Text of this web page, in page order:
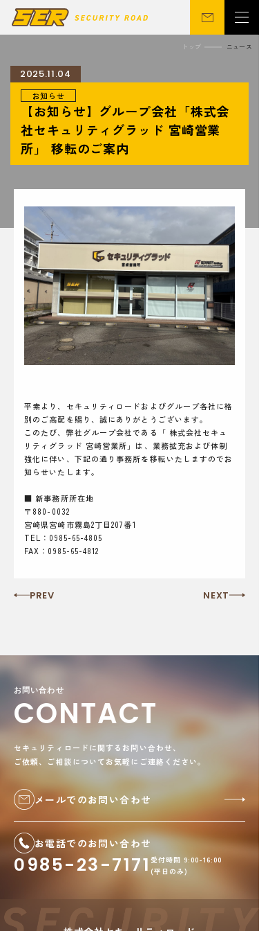
会社概要
関連事業
営業所
ニュース
サステナビリティ
採用情報 お問い合わせ
トップ ニュース
2025.11.04
お知らせ
【お知らせ】グループ会社「株式会
社セキュリティグラッド 宮崎営業
所」 移転のご案内
平素より、セキュリティロードおよびグループ各社に格
別のご高配を賜り、誠にありがとうございます。
このたび、弊社グループ会社である「 株式会社セキュ
リティグラッド 宮崎営業所」は、業務拡充および体制
強化に伴い、下記の通り事務所を移転いたしますのでお
知らせいたします。
■ 新事務所所在地
〒880-0032
宮崎県宮崎市霧島2丁目207番1
TEL：0985-65-4805
FAX：0985-65-4812
PREV NEXT
お問い合わせ
CONTACT
セキュリティロードに関するお問い合わせ、
ご依頼、ご相談についてお気軽にご連絡ください。
メールでのお問い合わせ
お電話でのお問い合わせ
0985-23-7171 受付時間 9:00-16:00
(平日のみ)